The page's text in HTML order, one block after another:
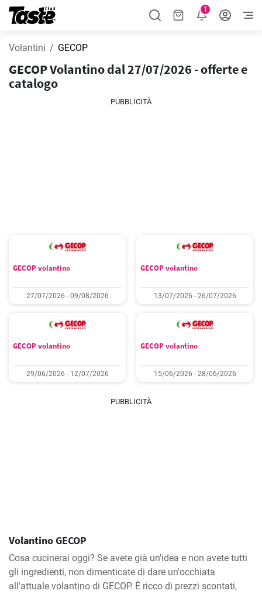
1
Volantini GECOP
GECOP Volantino dal 27/07/2026 - offerte e
catalogo
PUBBLICITÀ
GECOP volantino
27/07/2026 - 09/08/2026
GECOP volantino
13/07/2026 - 26/07/2026
GECOP volantino
29/06/2026 - 12/07/2026
GECOP volantino
15/06/2026 - 28/06/2026
PUBBLICITÀ
Volantino GECOP
Cosa cucinerai oggi? Se avete già un'idea e non avete tutti
gli ingredienti, non dimenticate di dare un'occhiata
all'attuale volantino di GECOP. È ricco di prezzi scontati,